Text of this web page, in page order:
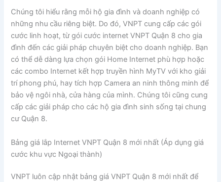
Chúng tôi hiểu rằng mỗi hộ gia đình và doanh nghiệp có
những nhu cầu riêng biệt. Do đó, VNPT cung cấp các gói
cước linh hoạt, từ gói cước internet VNPT Quận 8 cho gia
đình đến các giải pháp chuyên biệt cho doanh nghiệp. Bạn
có thể dễ dàng lựa chọn gói Home Internet phù hợp hoặc
các combo Internet kết hợp truyền hình MyTV với kho giải
trí phong phú, hay tích hợp Camera an ninh thông minh để
bảo vệ ngôi nhà, cửa hàng của mình. Chúng tôi cũng cung
cấp các giải pháp cho các hộ gia đình sinh sống tại chung
cư Quận 8.
Bảng giá lắp Internet VNPT Quận 8 mới nhất (Áp dụng giá
cước khu vực Ngoại thành)
VNPT luôn cập nhật bảng giá VNPT Quận 8 mới nhất để